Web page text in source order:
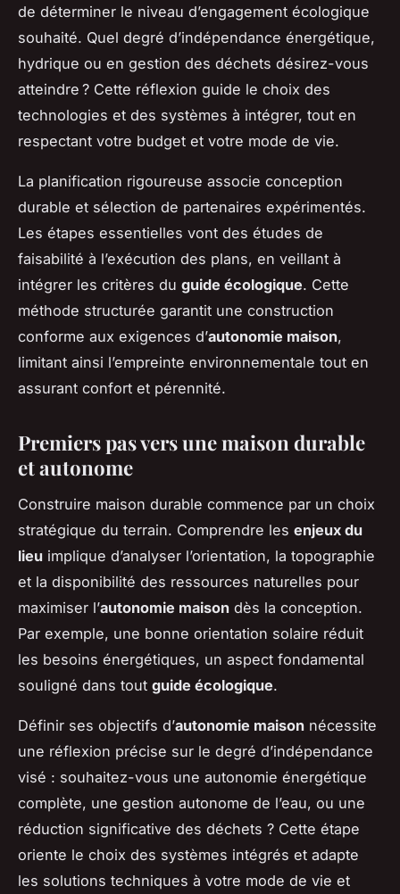
de déterminer le niveau d’engagement écologique
souhaité. Quel degré d’indépendance énergétique,
hydrique ou en gestion des déchets désirez-vous
atteindre ? Cette réflexion guide le choix des
technologies et des systèmes à intégrer, tout en
respectant votre budget et votre mode de vie.
La planification rigoureuse associe conception
durable et sélection de partenaires expérimentés.
Les étapes essentielles vont des études de
faisabilité à l’exécution des plans, en veillant à
intégrer les critères du guide écologique. Cette
méthode structurée garantit une construction
conforme aux exigences d’autonomie maison,
limitant ainsi l’empreinte environnementale tout en
assurant confort et pérennité.
Premiers pas vers une maison durable
et autonome
Construire maison durable commence par un choix
stratégique du terrain. Comprendre les enjeux du
lieu implique d’analyser l’orientation, la topographie
et la disponibilité des ressources naturelles pour
maximiser l’autonomie maison dès la conception.
Par exemple, une bonne orientation solaire réduit
les besoins énergétiques, un aspect fondamental
souligné dans tout guide écologique.
Définir ses objectifs d’autonomie maison nécessite
une réflexion précise sur le degré d’indépendance
visé : souhaitez-vous une autonomie énergétique
complète, une gestion autonome de l’eau, ou une
réduction significative des déchets ? Cette étape
oriente le choix des systèmes intégrés et adapte
les solutions techniques à votre mode de vie et